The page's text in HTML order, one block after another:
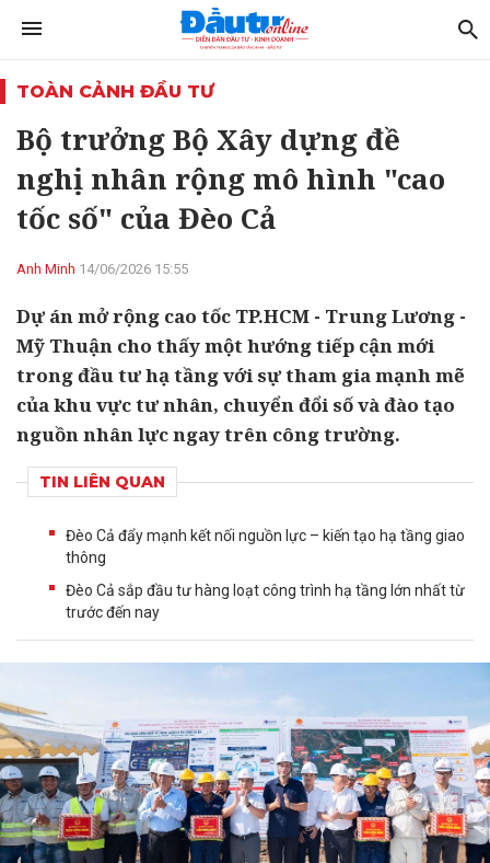
TOÀN CẢNH ĐẦU TƯ
Bộ trưởng Bộ Xây dựng đề
nghị nhân rộng mô hình "cao
tốc số" của Đèo Cả
Anh Minh 14/06/2026 15:55
Dự án mở rộng cao tốc TP.HCM - Trung Lương -
Mỹ Thuận cho thấy một hướng tiếp cận mới
trong đầu tư hạ tầng với sự tham gia mạnh mẽ
của khu vực tư nhân, chuyển đổi số và đào tạo
nguồn nhân lực ngay trên công trường.
TIN LIÊN QUAN
Đèo Cả đẩy mạnh kết nối nguồn lực – kiến tạo hạ tầng giao
thông
Đèo Cả sắp đầu tư hàng loạt công trình hạ tầng lớn nhất từ
trước đến nay